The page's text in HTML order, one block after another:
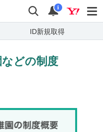
検索 通知
i
ID新規取得
どの制度